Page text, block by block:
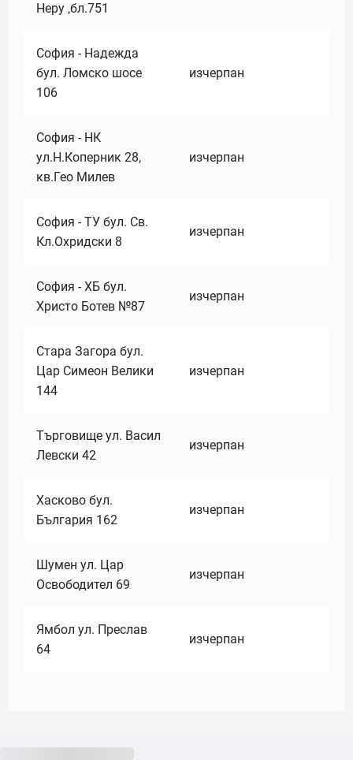
Неру ,бл.751
София - Надежда
бул. Ломско шосе
106
изчерпан
София - НК
ул.Н.Коперник 28,
кв.Гео Милев
изчерпан
София - ТУ бул. Св.
Кл.Охридски 8
изчерпан
София - ХБ бул.
Христо Ботев №87
изчерпан
Стара Загора бул.
Цар Симеон Велики
144
изчерпан
Търговище ул. Васил
Левски 42
изчерпан
Хасково бул.
България 162
изчерпан
Шумен ул. Цар
Освободител 69
изчерпан
Ямбол ул. Преслав
64
изчерпан